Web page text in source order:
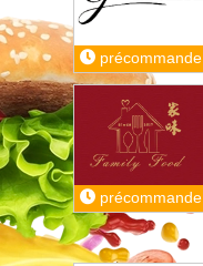
précommande
précommande